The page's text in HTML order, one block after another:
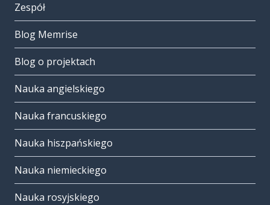
Zespół
Blog Memrise
Blog o projektach
Nauka angielskiego
Nauka francuskiego
Nauka hiszpańskiego
Nauka niemieckiego
Nauka rosyjskiego